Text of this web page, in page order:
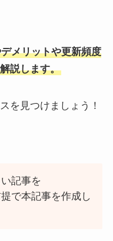
メリットや更新頻度
説します。
を見つけましょう！
記事を
で本記事を作成し